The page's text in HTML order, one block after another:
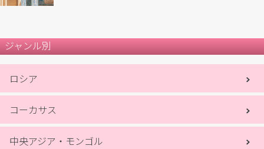
ジャンル別
ロシア
コーカサス
中央アジア・モンゴル